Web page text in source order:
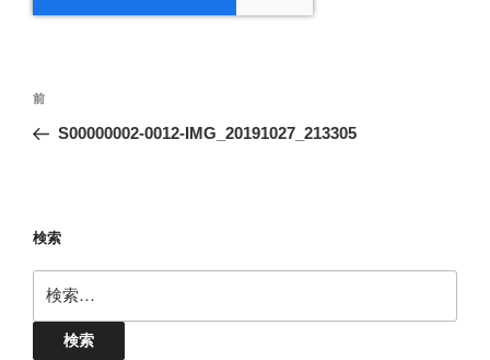
投
ナ
ー
シ
ョ
ン
前
の
前
S00000002-0012-IMG_20191027_213305
検索
索: